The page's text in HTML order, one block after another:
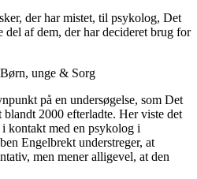
der har mistet, til psykolog, Det
af dem, der har decideret brug for
unge & Sorg
på en undersøgelse, som Det
2000 efterladte. Her viste det
kontakt med en psykolog i
Engelbrekt understreger, at
men mener alligevel, at den